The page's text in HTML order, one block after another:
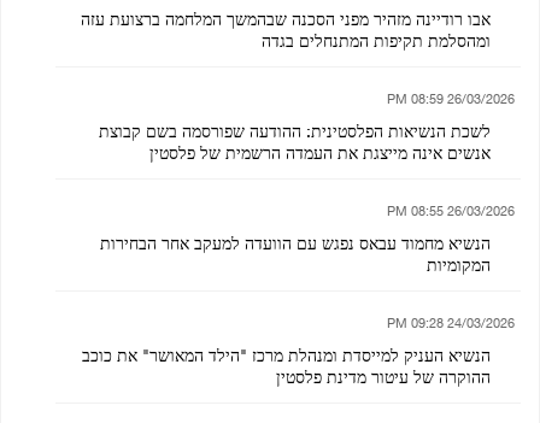
אבו רודיינה מזהיר מפני הסכנה שבהמשך המלחמה ברצועת עזה
ומהסלמת תקיפות המתנחלים בגדה
26/03/2026 08:59 PM
לשכת הנשיאות הפלסטינית: ההודעה שפורסמה בשם קבוצת
אנשים אינה מייצגת את העמדה הרשמית של פלסטין
26/03/2026 08:55 PM
הנשיא מחמוד עבאס נפגש עם הוועדה למעקב אחר הבחירות
המקומיות
24/03/2026 09:28 PM
הנשיא העניק למייסדת ומנהלת מרכז "הילד המאושר" את כוכב
ההוקרה של עיטור מדינת פלסטין